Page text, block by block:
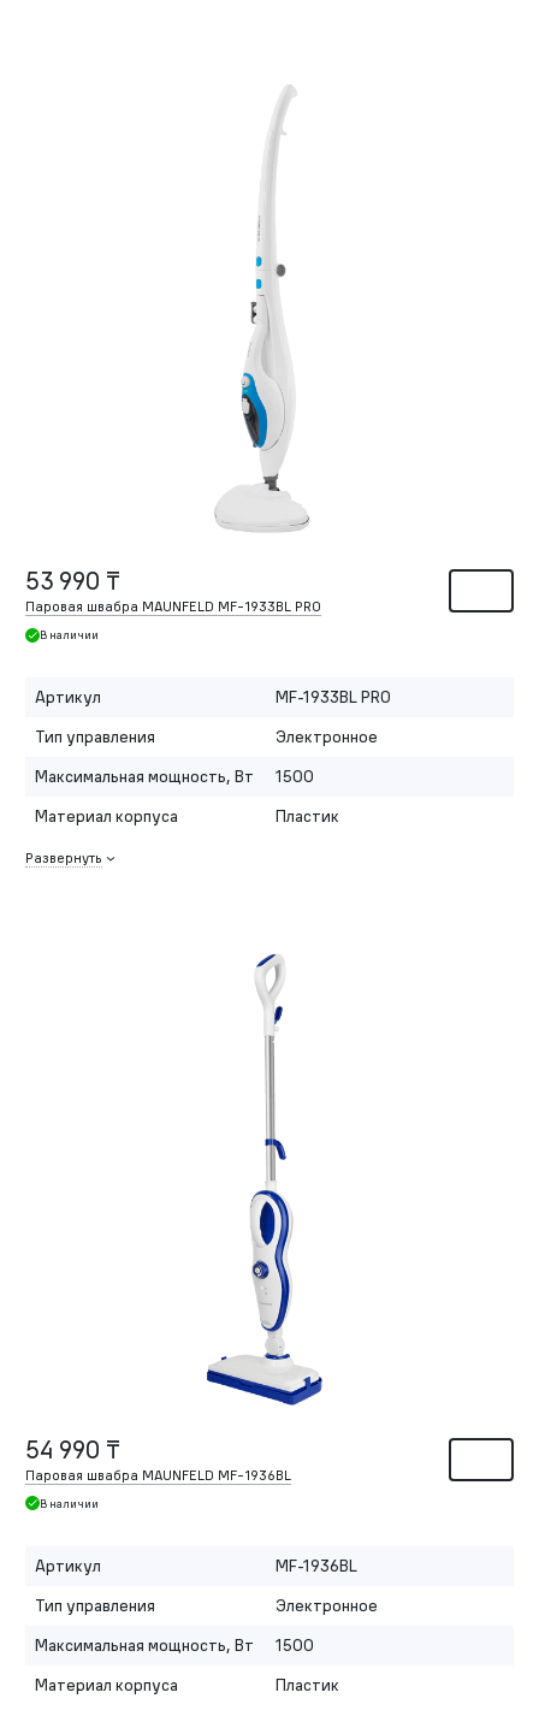
53 990 ₸
Паровая швабра MAUNFELD MF-1933BL PRO
В наличии
Артикул
MF-1933BL PRO
Тип управления
Электронное
Максимальная мощность, Вт
1500
Материал корпуса
Пластик
Развернуть
54 990 ₸
Паровая швабра MAUNFELD MF-1936BL
В наличии
Артикул
MF-1936BL
Тип управления
Электронное
Максимальная мощность, Вт
1500
Материал корпуса
Пластик